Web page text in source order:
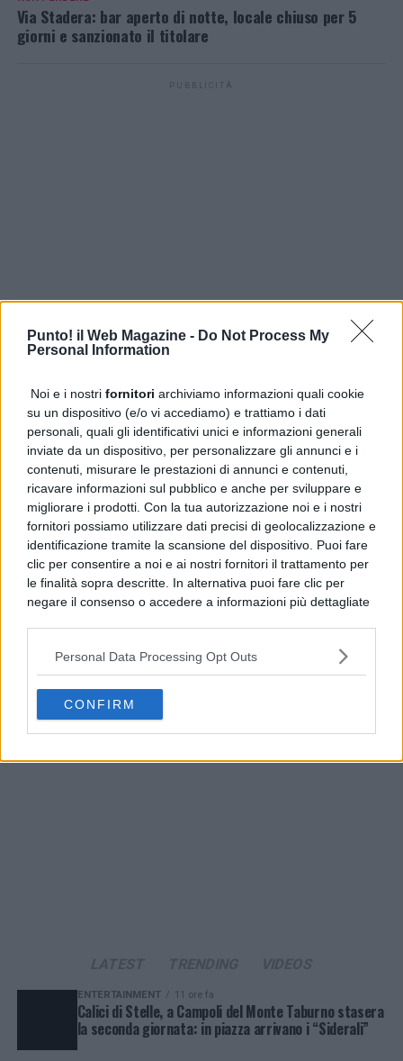
Punto! il Web Magazine - Do Not Process My
Personal Information
Noi e i nostri fornitori archiviamo informazioni quali cookie
su un dispositivo (e/o vi accediamo) e trattiamo i dati
personali, quali gli identificativi unici e informazioni generali
inviate da un dispositivo, per personalizzare gli annunci e i
contenuti, misurare le prestazioni di annunci e contenuti,
ricavare informazioni sul pubblico e anche per sviluppare e
migliorare i prodotti. Con la tua autorizzazione noi e i nostri
fornitori possiamo utilizzare dati precisi di geolocalizzazione e
identificazione tramite la scansione del dispositivo. Puoi fare
clic per consentire a noi e ai nostri fornitori il trattamento per
le finalità sopra descritte. In alternativa puoi fare clic per
negare il consenso o accedere a informazioni più dettagliate
possono non richiedere il tuo consenso, ma hai il diritto di
opporti a tale trattamento. Le tue preferenze si
preferenze in qualsiasi momento ritornando su questo sito o
consultando la nostrainformativa sulla riservatezza.
Personal Data Processing Opt Outs
CONFIRM
Via Stadera: bar aperto di notte, locale chiuso per 5
giorni e sanzionato il titolare
PUBBLICITÀ
PUBBLICITÀ
ENTERTAINMENT 11 ore fa
Calici di Stelle, a Campoli del Monte Taburno stasera
la seconda giornata: in piazza arrivano i “Siderali”